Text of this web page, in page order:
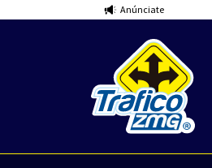
Anúnciate